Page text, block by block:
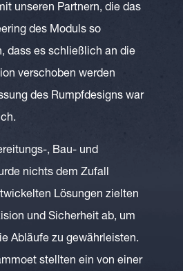
unseren Partnern, die das
des Moduls so
dass es schließlich an die
verschoben werden
des Rumpfdesigns war
, Bau- und
nichts dem Zufall
Lösungen zielten
und Sicherheit ab, um
Abläufe zu gewährleisten.
stellten ein von einer